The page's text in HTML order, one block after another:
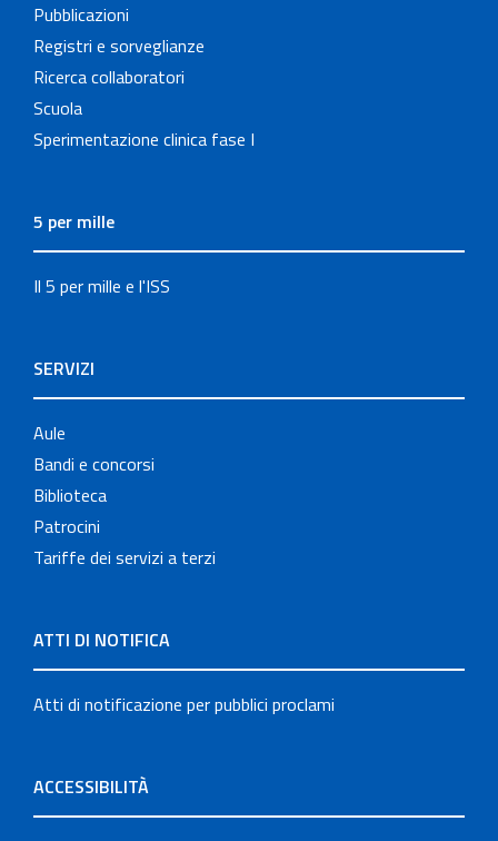
Pubblicazioni
Registri e sorveglianze
Ricerca collaboratori
Scuola
Sperimentazione clinica fase I
5 per mille
Il 5 per mille e l'ISS
SERVIZI
Aule
Bandi e concorsi
Biblioteca
Patrocini
Tariffe dei servizi a terzi
ATTI DI NOTIFICA
Atti di notificazione per pubblici proclami
ACCESSIBILITÀ